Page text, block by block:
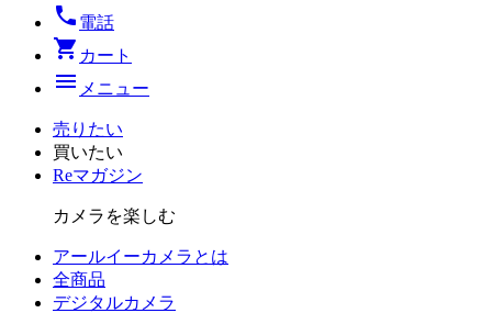
local_phone 電話
shopping_cart カート
menu メニュー
売りたい
買いたい
Reマガジン
カメラを楽しむ
アールイーカメラとは
全商品
デジタルカメラ